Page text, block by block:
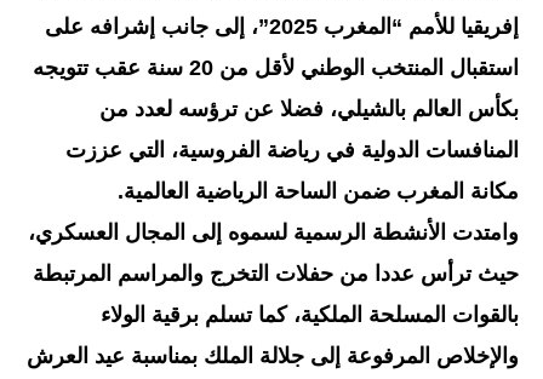
إفريقيا للأمم “المغرب 2025”، إلى جانب إشرافه على
استقبال المنتخب الوطني لأقل من 20 سنة عقب تتويجه
بكأس العالم بالشيلي، فضلا عن ترؤسه لعدد من
المنافسات الدولية في رياضة الفروسية، التي عززت
مكانة المغرب ضمن الساحة الرياضية العالمية.
وامتدت الأنشطة الرسمية لسموه إلى المجال العسكري،
حيث ترأس عددا من حفلات التخرج والمراسم المرتبطة
بالقوات المسلحة الملكية، كما تسلم برقية الولاء
والإخلاص المرفوعة إلى جلالة الملك بمناسبة عيد العرش